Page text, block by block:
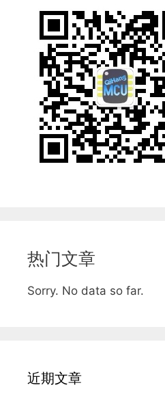
热门文章
Sorry. No data so far.
近期文章